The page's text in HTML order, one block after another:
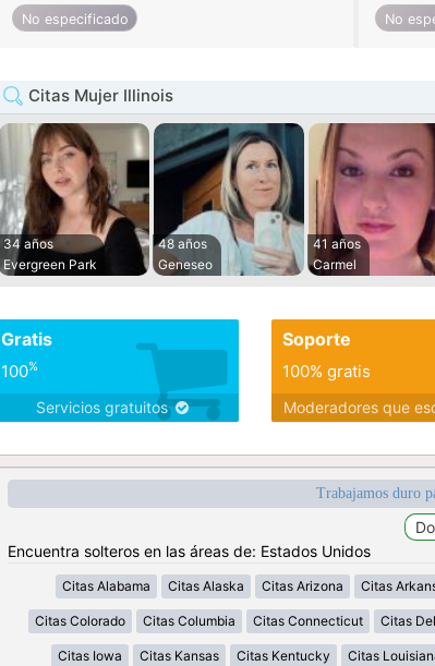
No especificado No
Citas Mujer Illinois
34 años
Evergreen Park
48 años
Geneseo
41 años
Carmel
Gratis
100%
Servicios gratuitos
Soporte
100% gratis
Moderadores que
Trabajamos duro
Encuentra solteros en las áreas de: Estados Unidos
Citas Alabama Citas Alaska Citas Arizona Citas
Citas Colorado Citas Columbia Citas Connecticut Citas
Citas Iowa Citas Kansas Citas Kentucky Citas